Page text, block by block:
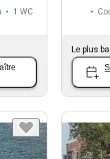
1 WC
Le plus